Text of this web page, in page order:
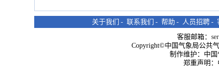
关于我们 - 联系我们 - 帮助 - 人员招聘 -
客服邮箱：
Copyright©中国气象局公共
制作维护：中
郑重声明